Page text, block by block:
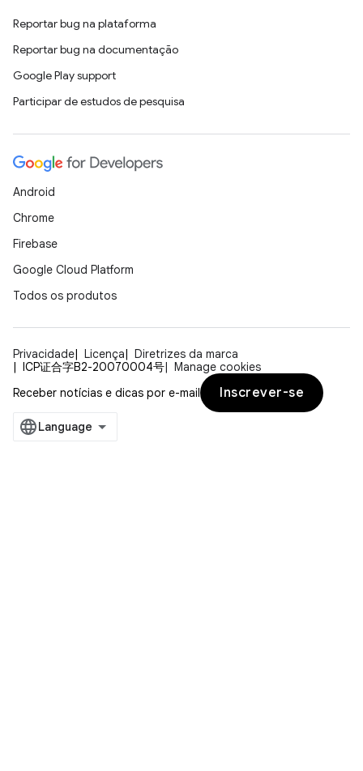
Reportar bug na plataforma
Reportar bug na documentação
Google Play support
Participar de estudos de pesquisa
Android
Chrome
Firebase
Google Cloud Platform
Todos os produtos
Privacidade Licença
Diretrizes da marca
ICP证合字B2-20070004号
Manage cookies
Receber notícias e dicas por e-mail
Inscrever-se